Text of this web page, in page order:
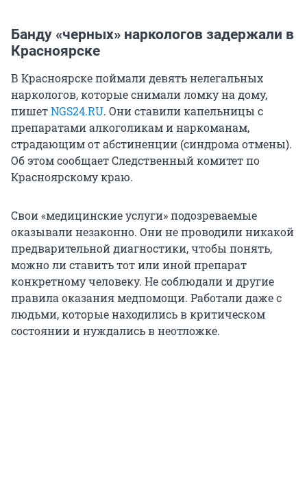
Банду «черных» наркологов задержали в
Красноярске
В Красноярске поймали девять нелегальных
наркологов, которые снимали ломку на дому,
пишетNGS24.RU. Они ставили капельницы с
препаратами алкоголикам и наркоманам,
страдающим от абстиненции (синдрома отмены).
Об этом сообщает Следственный комитет по
Красноярскому краю.
Свои «медицинские услуги» подозреваемые
оказывали незаконно. Они не проводили никакой
предварительной диагностики, чтобы понять,
можно ли ставить тот или иной препарат
конкретному человеку. Не соблюдали и другие
правила оказания медпомощи. Работали даже с
людьми, которые находились в критическом
состоянии и нуждались в неотложке.